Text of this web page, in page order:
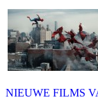
NIEUWE FILMS